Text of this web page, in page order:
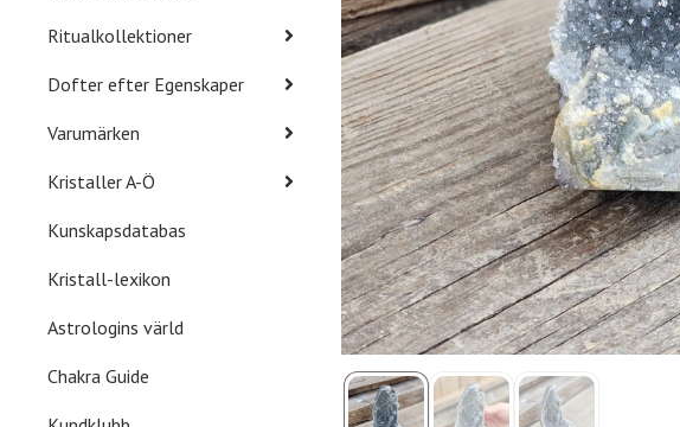
Ritualkollektioner
Dofter efter Egenskaper
Varumärken
Kristaller A-Ö
Kunskapsdatabas
Kristall-lexikon
Astrologins värld
Chakra Guide